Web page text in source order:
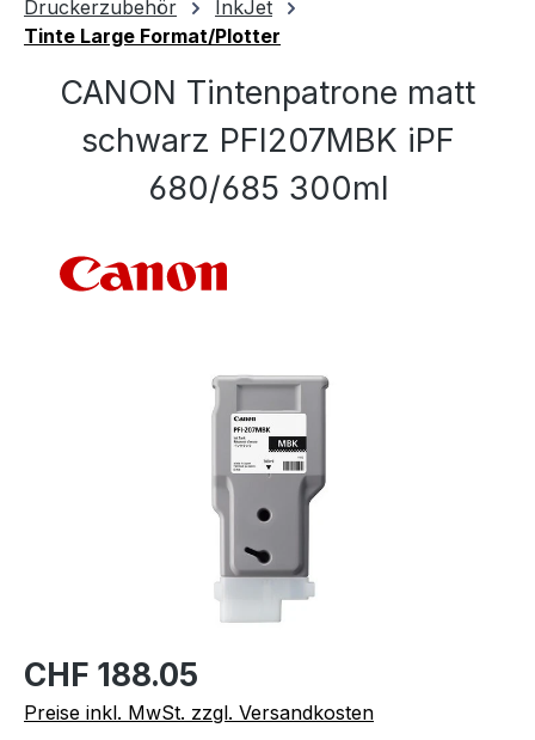
Druckerzubehör
InkJet
Tinte Large Format/Plotter
CANON Tintenpatrone matt
schwarz PFI207MBK iPF
680/685 300ml
Bildergalerie überspringen
CHF 188.05
Preise inkl. MwSt. zzgl. Versandkosten